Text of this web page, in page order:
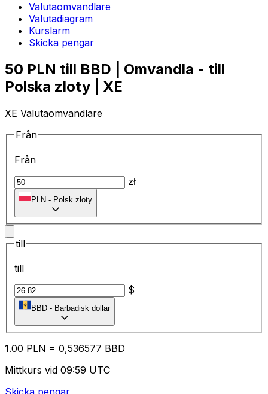
Valutaomvandlare
Valutadiagram
Kurslarm
Skicka pengar
50 PLN till BBD | Omvandla - till
Polska zloty | XE
XE Valutaomvandlare
Från
Från
zł
PLN - Polsk zloty
till
till
$
BBD - Barbadisk dollar
1.00 PLN = 0,536577 BBD
Mittkurs vid 09:59 UTC